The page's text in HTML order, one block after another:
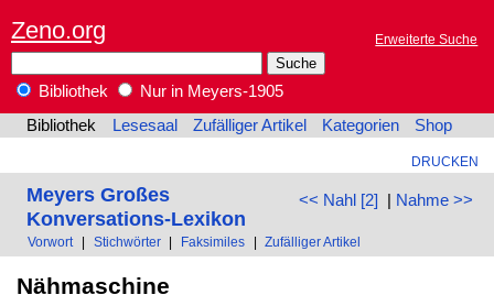
Zeno.org Erweiterte Suche
Bibliothek
Nur in Meyers-1905
Bibliothek
Lesesaal Zufälliger Artikel Kategorien Shop
DRUCKEN
<< Nahl [2] | Nahme >>
Meyers Großes
Konversations-Lexikon
Vorwort Stichwörter Faksimiles Zufälliger Artikel
Nähmaschine